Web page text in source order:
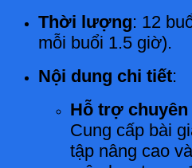
Thời lượng: 12
mỗi buổi 1.5 giờ).
Nội dung chi tiết:
Hỗ trợ
Cung cấp bài
tập nâng cao